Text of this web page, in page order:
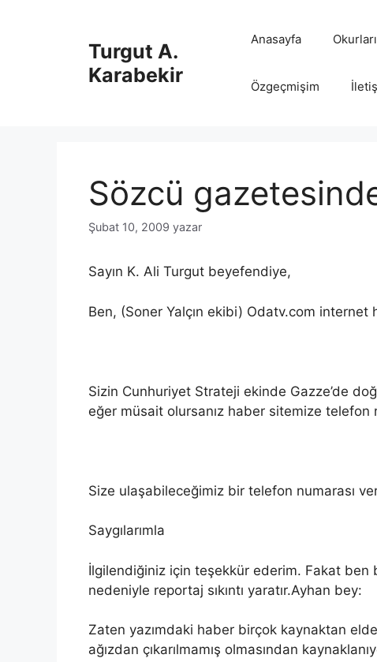
Turgut A.
Karabekir
Anasayfa
Özgeçmişim
Sözcü
Şubat 10, 2009 yazar
Sayın K. Ali Turgut beyefendiye,
Ben, (Soner Yalçın ekibi) Odatv.com
Sizin Cunhuriyet Strateji ekinde Gazze’de
eğer müsait olursanız haber sitemize telefon
Size ulaşabileceğimiz bir telefon numarası
Saygılarımla
İlgilendiğiniz için teşekkür ederim. Fakat ben
nedeniyle reportaj sıkıntı yaratır.Ayhan bey:
Zaten yazımdaki haber birçok kaynaktan
ağızdan çıkarılmamış olmasından